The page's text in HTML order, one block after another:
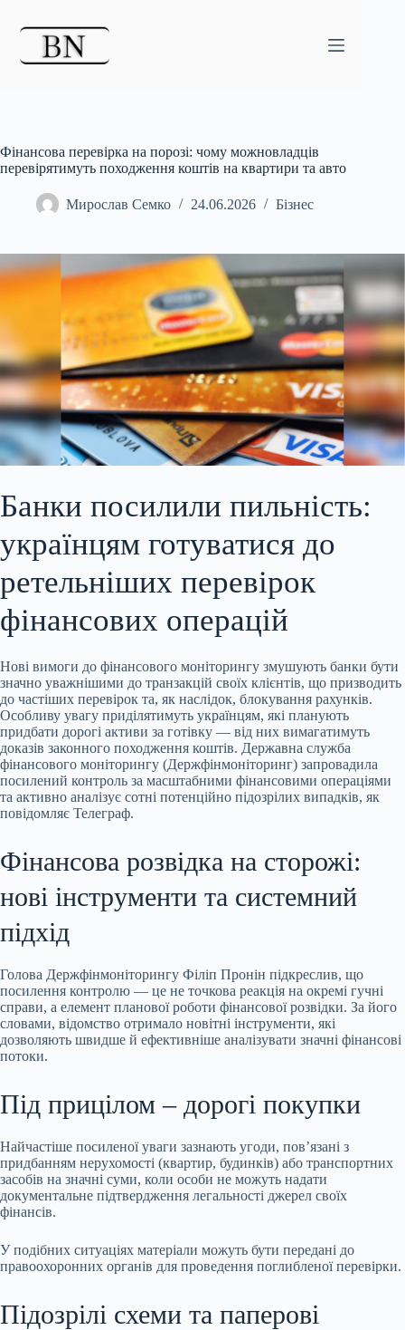
Фінансова перевірка на порозі: чому можновладців
перевірятимуть походження коштів на квартири та авто
Мирослав Семко 24.06.2026 Бізнес
Банки посилили пильність:
українцям готуватися до
ретельніших перевірок
фінансових операцій
Нові вимоги до фінансового моніторингу змушують банки бути
значно уважнішими до транзакцій своїх клієнтів, що призводить
до частіших перевірок та, як наслідок, блокування рахунків.
Особливу увагу приділятимуть українцям, які планують
придбати дорогі активи за готівку — від них вимагатимуть
доказів законного походження коштів. Державна служба
фінансового моніторингу (Держфінмоніторинг) запровадила
посилений контроль за масштабними фінансовими операціями
та активно аналізує сотні потенційно підозрілих випадків, як
повідомляє Телеграф.
Фінансова розвідка на сторожі:
нові інструменти та системний
підхід
Голова Держфінмоніторингу Філіп Пронін підкреслив, що
посилення контролю — це не точкова реакція на окремі гучні
справи, а елемент планової роботи фінансової розвідки. За його
словами, відомство отримало новітні інструменти, які
дозволяють швидше й ефективніше аналізувати значні фінансові
потоки.
Під прицілом – дорогі покупки
Найчастіше посиленої уваги зазнають угоди, пов’язані з
придбанням нерухомості (квартир, будинків) або транспортних
засобів на значні суми, коли особи не можуть надати
документальне підтвердження легальності джерел своїх
фінансів.
У подібних ситуаціях матеріали можуть бути передані до
правоохоронних органів для проведення поглибленої перевірки.
Підозрілі схеми та паперові